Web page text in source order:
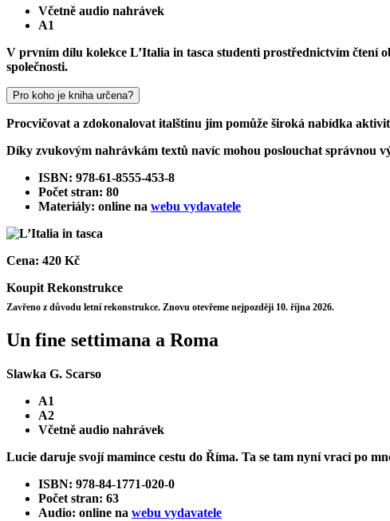
Včetně audio nahrávek
A1
V prvním dílu kolekce L’Italia in tasca studenti prostřednictvím čtení
společnosti.
Pro koho je kniha určena?
Procvičovat a zdokonalovat italštinu jim pomůže široká nabídka
Díky zvukovým nahrávkám textů navíc mohou poslouchat správnou
ISBN: 978-61-8555-453-8
Počet stran: 80
Materiály: online na webu vydavatele
Cena: 420 Kč
KoupitRekonstrukce
Zavřeno z důvodu letní rekonstrukce. Znovu otevřeme nejpozději 10. října 2026.
Un fine settimana a Roma
Slawka G. Scarso
A1
A2
Včetně audio nahrávek
Lucie daruje svojí mamince cestu do Říma. Ta se tam nyní vrací po
ISBN: 978-84-1771-020-0
Počet stran: 63
Audio: online na webu vydavatele